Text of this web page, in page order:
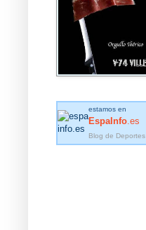
estamos en
EspaInfo .es
Blog de Deportes